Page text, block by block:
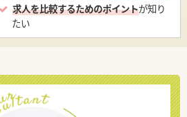
求人を比較するためのポイントが知り
たい